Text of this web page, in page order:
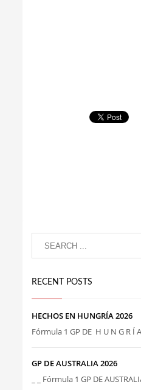
RECENT POSTS
HECHOS EN HUNGRÍA 2026
Fórmula 1 GP DE H U N G R Í
GP DE AUSTRALIA 2026
_ _ Fórmula 1 GP DE